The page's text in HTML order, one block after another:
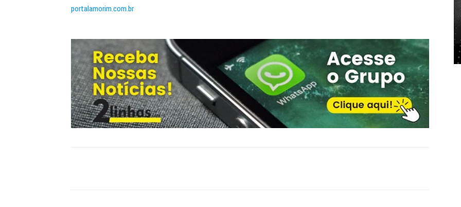
portalamorim.com.br